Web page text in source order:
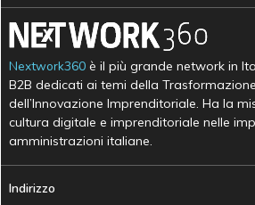
Nextwork360 è il più grande network in
B2B dedicati ai temi della
dell’Innovazione Imprenditoriale. Ha la
cultura digitale e imprenditoriale nelle
amministrazioni italiane.
Indirizzo